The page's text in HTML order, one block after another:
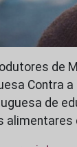
de
Contra
de
alimentares